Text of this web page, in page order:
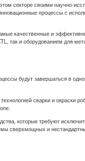
секторе своими научно-
процессы с
качественные и
так и оборудованием для
будут завершаться в
сварки и окраски
которые требуют
сверхмощных и